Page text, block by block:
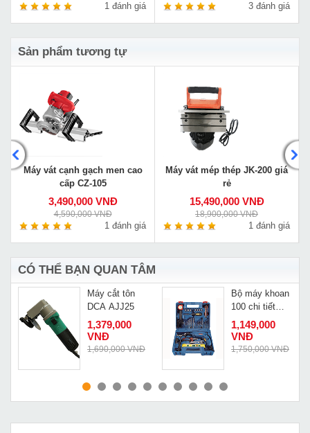
1 đánh giá 3 đánh giá
Sản phẩm tương tự
Máy vát cạnh gạch men cao
cấp CZ-105
3,490,000 VNĐ
4,590,000 VNĐ
1 đánh giá
Máy vát mép thép JK-200 giá
rẻ
15,490,000 VNĐ
18,900,000 VNĐ
1 đánh giá
CÓ THỂ BẠN QUAN TÂM
MUA NGAY
Máy cắt tôn
DCA AJJ25
1,379,000
VNĐ
1,690,000 VNĐ
MUA NGAY
Bộ máy khoan
100 chi tiết
Dongcheng
DJZ04 13
1,149,000
VNĐ
1,750,000 VNĐ